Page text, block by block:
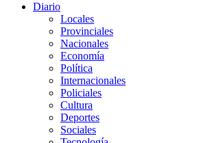
Diario
Locales
Provinciales
Nacionales
Economía
Política
Internacionales
Policiales
Cultura
Deportes
Sociales